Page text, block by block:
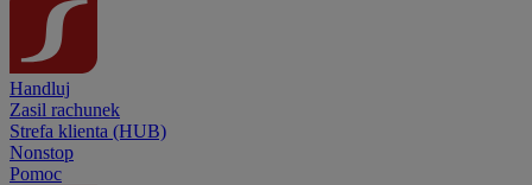
Handluj
Zasil rachunek
Strefa klienta (HUB)
Nonstop
Pomoc